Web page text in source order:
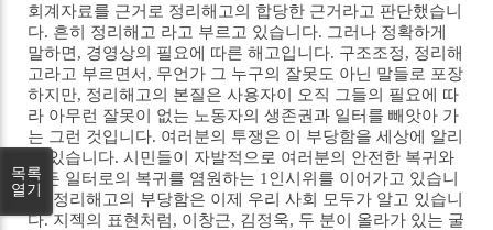
회계자료를 근거로 정리해고의 합당한 근거라고 판단했습니
다. 흔히 정리해고 라고 부르고 있습니다. 그러나 정확하게
말하면, 경영상의 필요에 따른 해고입니다. 구조조정, 정리해
고라고 부르면서, 무언가 그 누구의 잘못도 아닌 말들로 포장
하지만, 정리해고의 본질은 사용자이 오직 그들의 필요에 따
라 아무런 잘못이 없는 노동자의 생존권과 일터를 빼앗아 가
는 그런 것입니다. 여러분의 투쟁은 이 부당함을 세상에 알리
고 있습니다. 시민들이 자발적으로 여러분의 안전한 복귀와
정든 일터로의 복귀를 염원하는 1인시위를 이어가고 있습니
다. 정리해고의 부당함은 이제 우리 사회 모두가 알고 있습니
다. 지젝의 표현처럼, 이창근, 김정욱, 두 분이 올라가 있는 굴
목록
열기